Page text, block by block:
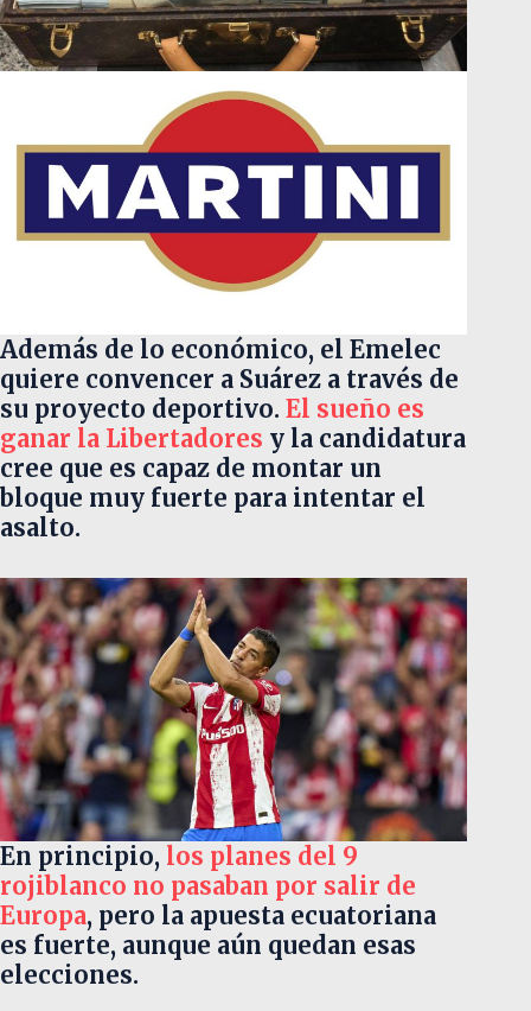
Además de lo económico, el Emelec
quiere convencer a Suárez a través de
su proyecto deportivo. El sueño es
ganar la Libertadores y la candidatura
cree que es capaz de montar un
bloque muy fuerte para intentar el
asalto.
En principio, los planes del 9
rojiblanco no pasaban por salir de
Europa, pero la apuesta ecuatoriana
es fuerte, aunque aún quedan esas
elecciones.